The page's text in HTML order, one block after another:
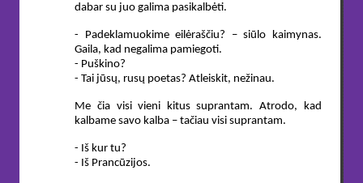
dabar su juo galima pasikalbėti.
- Padeklamuokime eilėraščiu? – siūlo kaimynas.
Gaila, kad negalima pamiegoti.
- Puškino?
- Tai jūsų, rusų poetas? Atleiskit, nežinau.
Me čia visi vieni kitus suprantam. Atrodo, kad
kalbame savo kalba – tačiau visi suprantam.
- Iš kur tu?
- Iš Prancūzijos.